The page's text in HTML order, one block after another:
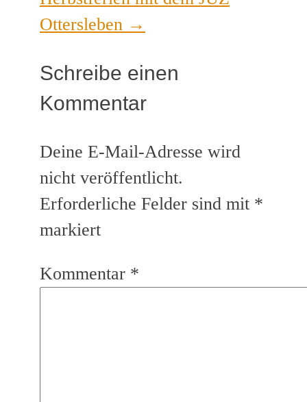
Ottersleben →
Schreibe einen
Kommentar
Deine E-Mail-Adresse wird
nicht veröffentlicht.
Erforderliche Felder sind mit *
markiert
Kommentar *